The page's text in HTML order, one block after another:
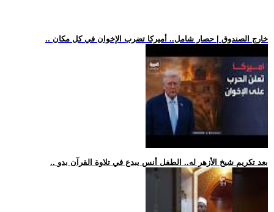
.. خارج الصندوق | حصار شامل.. أميركا تضرب الإخوان في كل مكان
.. بعد تكريم شيخ الأزهر له.. الطفل أنس يبدع في تلاوة القرآن بدو